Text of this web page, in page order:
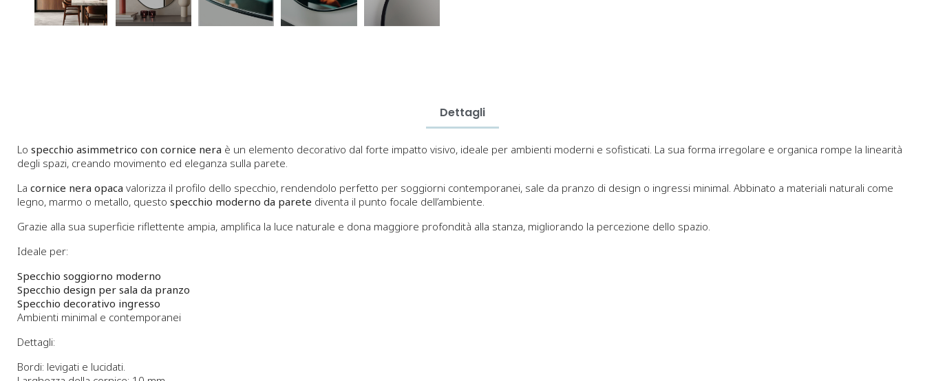
Dettagli
Lo specchio asimmetrico con cornice nera è un elemento decorativo dal forte impatto visivo, ideale per ambienti moderni e sofisticati. La sua forma irregolare e organica rompe la linearità
degli spazi, creando movimento ed eleganza sulla parete.
La cornice nera opaca valorizza il profilo dello specchio, rendendolo perfetto per soggiorni contemporanei, sale da pranzo di design o ingressi minimal. Abbinato a materiali naturali come
legno, marmo o metallo, questo specchio moderno da parete diventa il punto focale dell’ambiente.
Grazie alla sua superficie riflettente ampia, amplifica la luce naturale e dona maggiore profondità alla stanza, migliorando la percezione dello spazio.
Ideale per:
Specchio soggiorno moderno
Specchio design per sala da pranzo
Specchio decorativo ingresso
Ambienti minimal e contemporanei
Dettagli:
Bordi: levigati e lucidati.